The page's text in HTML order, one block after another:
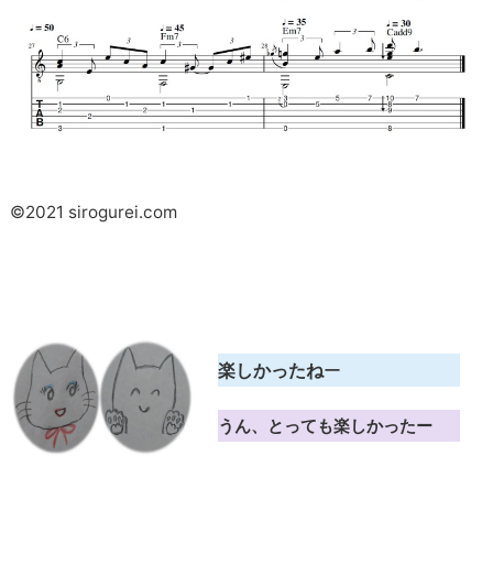
©2021 sirogurei.com
楽しかったねー
うん、とっても楽しかったー